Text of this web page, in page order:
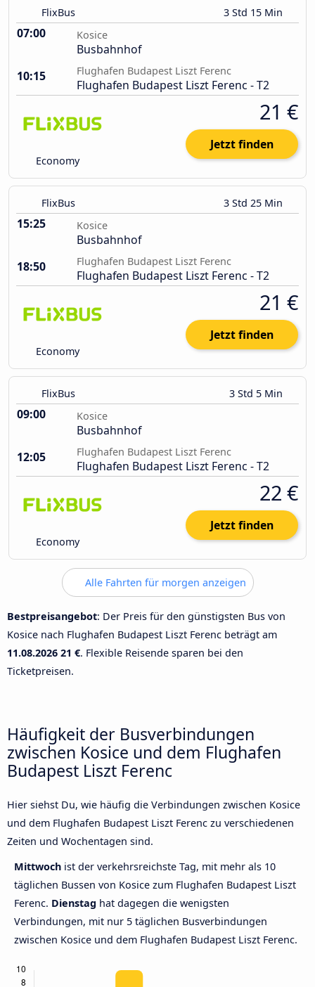
FlixBus 3 Std 15 Min
07:00 Kosice
Busbahnhof
10:15
Flughafen Budapest Liszt Ferenc
Flughafen Budapest Liszt Ferenc - T2
Economy
21 €
Jetzt finden
FlixBus 3 Std 25 Min
15:25 Kosice
Busbahnhof
18:50
Flughafen Budapest Liszt Ferenc
Flughafen Budapest Liszt Ferenc - T2
Economy
21 €
Jetzt finden
FlixBus 3 Std 5 Min
09:00 Kosice
Busbahnhof
12:05
Flughafen Budapest Liszt Ferenc
Flughafen Budapest Liszt Ferenc - T2
Economy
22 €
Jetzt finden
Alle Fahrten für morgen anzeigen
Bestpreisangebot: Der Preis für den günstigsten Bus von
Kosice nach Flughafen Budapest Liszt Ferenc beträgt am
11.08.2026 21 €. Flexible Reisende sparen bei den
Ticketpreisen.
Häufigkeit der Busverbindungen
zwischen Kosice und dem Flughafen
Budapest Liszt Ferenc
Hier siehst Du, wie häufig die Verbindungen zwischen Kosice
und dem Flughafen Budapest Liszt Ferenc zu verschiedenen
Zeiten und Wochentagen sind.
Mittwoch ist der verkehrsreichste Tag, mit mehr als 10
täglichen Bussen von Kosice zum Flughafen Budapest Liszt
Ferenc. Dienstag hat dagegen die wenigsten
Verbindungen, mit nur 5 täglichen Busverbindungen
zwischen Kosice und dem Flughafen Budapest Liszt Ferenc.